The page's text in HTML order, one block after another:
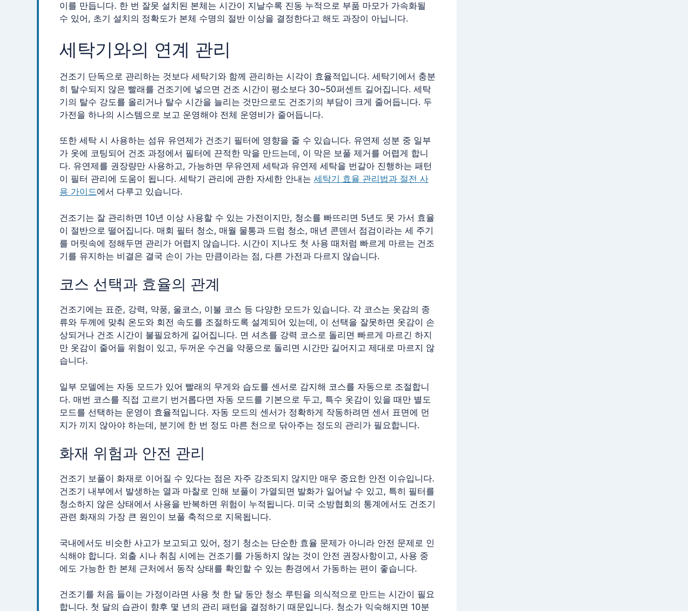
이를 만듭니다. 한 번 잘못 설치된 본체는 시간이 지날수록 진동 누적으로 부품 마모가 가속화될
수 있어, 초기 설치의 정확도가 본체 수명의 절반 이상을 결정한다고 해도 과장이 아닙니다.
세탁기와의 연계 관리
건조기 단독으로 관리하는 것보다 세탁기와 함께 관리하는 시각이 효율적입니다. 세탁기에서 충분
히 탈수되지 않은 빨래를 건조기에 넣으면 건조 시간이 평소보다 30~50퍼센트 길어집니다. 세탁
기의 탈수 강도를 올리거나 탈수 시간을 늘리는 것만으로도 건조기의 부담이 크게 줄어듭니다. 두
가전을 하나의 시스템으로 보고 운영해야 전체 운영비가 줄어듭니다.
또한 세탁 시 사용하는 섬유 유연제가 건조기 필터에 영향을 줄 수 있습니다. 유연제 성분 중 일부
가 옷에 코팅되어 건조 과정에서 필터에 끈적한 막을 만드는데, 이 막은 보풀 제거를 어렵게 합니
다. 유연제를 권장량만 사용하고, 가능하면 무유연제 세탁과 유연제 세탁을 번갈아 진행하는 패턴
이 필터 관리에 도움이 됩니다. 세탁기 관리에 관한 자세한 안내는 세탁기 효율 관리법과 절전 사
용 가이드에서 다루고 있습니다.
건조기는 잘 관리하면 10년 이상 사용할 수 있는 가전이지만, 청소를 빠뜨리면 5년도 못 가서 효율
이 절반으로 떨어집니다. 매회 필터 청소, 매월 물통과 드럼 청소, 매년 콘덴서 점검이라는 세 주기
를 머릿속에 정해두면 관리가 어렵지 않습니다. 시간이 지나도 첫 사용 때처럼 빠르게 마르는 건조
기를 유지하는 비결은 결국 손이 가는 만큼이라는 점, 다른 가전과 다르지 않습니다.
코스 선택과 효율의 관계
건조기에는 표준, 강력, 약풍, 울코스, 이불 코스 등 다양한 모드가 있습니다. 각 코스는 옷감의 종
류와 두께에 맞춰 온도와 회전 속도를 조절하도록 설계되어 있는데, 이 선택을 잘못하면 옷감이 손
상되거나 건조 시간이 불필요하게 길어집니다. 면 셔츠를 강력 코스로 돌리면 빠르게 마르긴 하지
만 옷감이 줄어들 위험이 있고, 두꺼운 수건을 약풍으로 돌리면 시간만 길어지고 제대로 마르지 않
습니다.
일부 모델에는 자동 모드가 있어 빨래의 무게와 습도를 센서로 감지해 코스를 자동으로 조절합니
다. 매번 코스를 직접 고르기 번거롭다면 자동 모드를 기본으로 두고, 특수 옷감이 있을 때만 별도
모드를 선택하는 운영이 효율적입니다. 자동 모드의 센서가 정확하게 작동하려면 센서 표면에 먼
지가 끼지 않아야 하는데, 분기에 한 번 정도 마른 천으로 닦아주는 정도의 관리가 필요합니다.
화재 위험과 안전 관리
건조기 보풀이 화재로 이어질 수 있다는 점은 자주 강조되지 않지만 매우 중요한 안전 이슈입니다.
건조기 내부에서 발생하는 열과 마찰로 인해 보풀이 가열되면 발화가 일어날 수 있고, 특히 필터를
청소하지 않은 상태에서 사용을 반복하면 위험이 누적됩니다. 미국 소방협회의 통계에서도 건조기
관련 화재의 가장 큰 원인이 보풀 축적으로 지목됩니다.
국내에서도 비슷한 사고가 보고되고 있어, 정기 청소는 단순한 효율 문제가 아니라 안전 문제로 인
식해야 합니다. 외출 시나 취침 시에는 건조기를 가동하지 않는 것이 안전 권장사항이고, 사용 중
에도 가능한 한 본체 근처에서 동작 상태를 확인할 수 있는 환경에서 가동하는 편이 좋습니다.
건조기를 처음 들이는 가정이라면 사용 첫 한 달 동안 청소 루틴을 의식적으로 만드는 시간이 필요
합니다. 첫 달의 습관이 향후 몇 년의 관리 패턴을 결정하기 때문입니다. 청소가 익숙해지면 10분